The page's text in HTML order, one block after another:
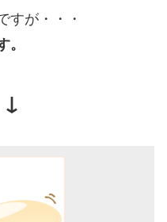
すが・・・